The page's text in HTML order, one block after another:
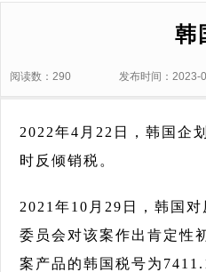
韩
阅读数：290 发布时间：2023-
2022年4月22日，韩国企
时反倾销税。
2021年10月29日，韩国
委员会对该案作出肯定性
案产品的韩国税号为